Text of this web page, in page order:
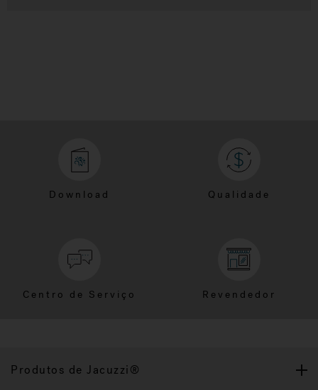
Download Qualidade
Centro de Serviço Revendedor
Produtos de Jacuzzi®